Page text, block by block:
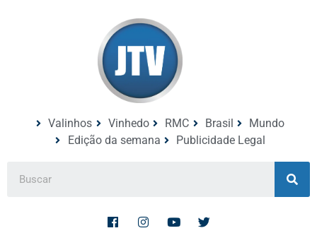
Valinhos Vinhedo RMC Brasil
Mundo
Edição da semana
Publicidade Legal